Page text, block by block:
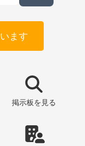
ます
掲示板 を見る